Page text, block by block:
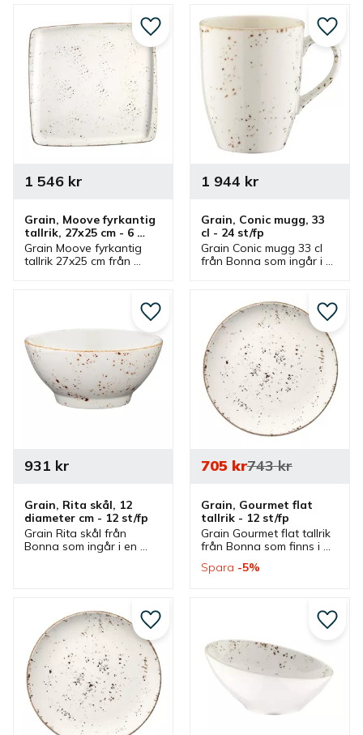
finns. Espressofat som
har passande
espressokopp.
som passar bra som
matskål och
serveringsskål.
Grain, Moove fyrkantig
tallrik, 27x25 cm - 6
st/fp
Grain Moove fyrkantig
tallrik 27x25 cm från
1 546kr
Lägg till i favoriter
Grain, Conic mugg, 33
cl - 24 st/fp
Grain Conic mugg 33 cl
från Bonna som ingår i
handtag som är en bra
kaffemugg.
1 944 kr
Lägg
Grain, Rita skål, 12
diameter cm - 12 st/fp
Grain Rita skål från
Bonna som ingår i en
931 kr
Lägg till i favoriter
Grain, Gourmet flat
tallrik - 12 st/fp
Grain Gourmet flat tallrik
från Bonna som finns i
en serie där flera delar
705kr743kr
Spara 5%
Lägg
Lägg till i favoriter Lägg